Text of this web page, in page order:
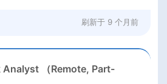
刷新于 9 个月前
（Remote, Part-